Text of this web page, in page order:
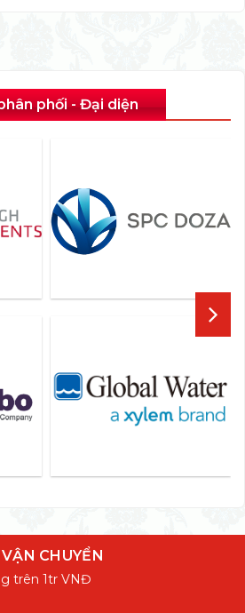
phối - Đại diện
CHUYỂN
trên 1tr VNĐ